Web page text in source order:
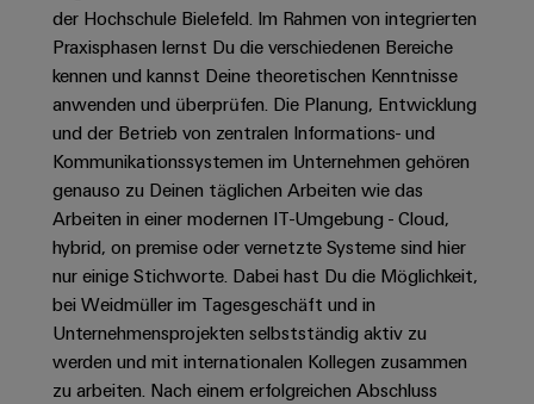
die
spezifischen
Anforderungen
in
der
Gebäudeinfrastruktur
Gerätehersteller
Innovative
Verbindungslösungen
Geräte
Konventionelle
Energieerzeugung
Zukunftssicherheit
für
Weidmüller
Configurator
Workplace
Solutions
Systeme
und
Lösungen
Dezentrale
Automatisierung
Halbleiterrelais
Trennverstärker
und
Messumformer
Stromversorgungen
Elektronikgehäuse
Blitz-
und
Überspannungsschutz
PV
Akkreditiertes
Labor
Support
Technischer
Support
Umweltbezogene
Produktkonformität
Engineering
und
Zertifikate
Presse
Unternehmensmeldungen
Fachpressemeldungen
Pressekontakt
Unsere
Duales
Studium
Schülerpraktika
Erfolgreiche
Karrierewege
Offene
Ausbildungs-
und
Studienplätze
der Hochschule Bielefeld. Im Rahmen von integrierten
Praxisphasen lernst Du die verschiedenen Bereiche
kennen und kannst Deine theoretischen Kenntnisse
anwenden und überprüfen. Die Planung, Entwicklung
und der Betrieb von zentralen Informations- und
Kommunikationssystemen im Unternehmen gehören
genauso zu Deinen täglichen Arbeiten wie das
Arbeiten in einer modernen IT-Umgebung - Cloud,
hybrid, on premise oder vernetzte Systeme sind hier
nur einige Stichworte. Dabei hast Du die Möglichkeit,
bei Weidmüller im Tagesgeschäft und in
Unternehmensprojekten selbstständig aktiv zu
werden und mit internationalen Kollegen zusammen
zu arbeiten. Nach einem erfolgreichen Abschluss